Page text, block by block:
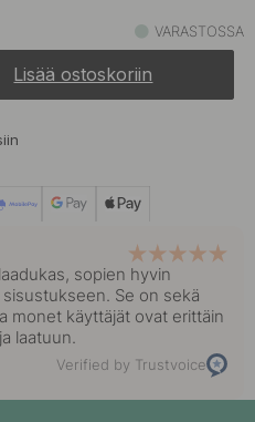
VARASTOSSA
Lisää ostoskoriin
sopien hyvin
Se on sekä
monet käyttäjät ovat erittäin
laatuun.
Verified by Trustvoice